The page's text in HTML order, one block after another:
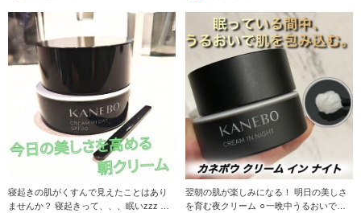
寝起きの肌がくすんで見えたことはあり
ませんか？ 寝起きって、、、眠いzzz ま
翌朝の肌が楽しみになる！ 明日の美しさ
を育む夜クリーム ⚪︎一晩中うるおいで包